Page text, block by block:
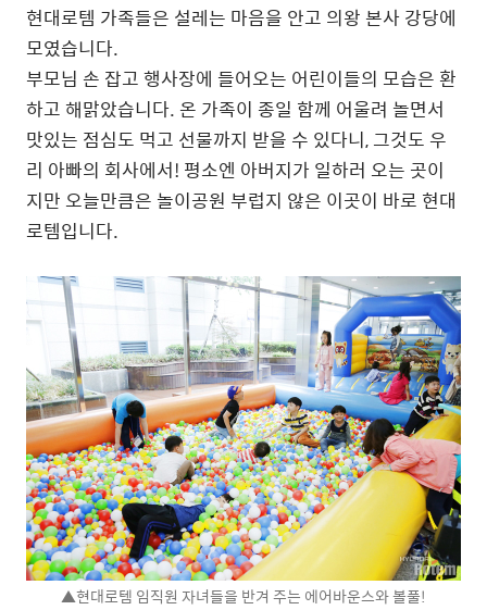
현대로템 가족들은 설레는 마음을 안고 의왕 본사 강당에
모였습니다.
부모님 손 잡고 행사장에 들어오는 어린이들의 모습은 환
하고 해맑았습니다. 온 가족이 종일 함께 어울려 놀면서
맛있는 점심도 먹고 선물까지 받을 수 있다니, 그것도 우
리 아빠의 회사에서! 평소엔 아버지가 일하러 오는 곳이
지만 오늘만큼은 놀이공원 부럽지 않은 이곳이 바로 현대
로템입니다.
▲현대로템 임직원 자녀들을 반겨 주는 에어바운스와 볼풀!